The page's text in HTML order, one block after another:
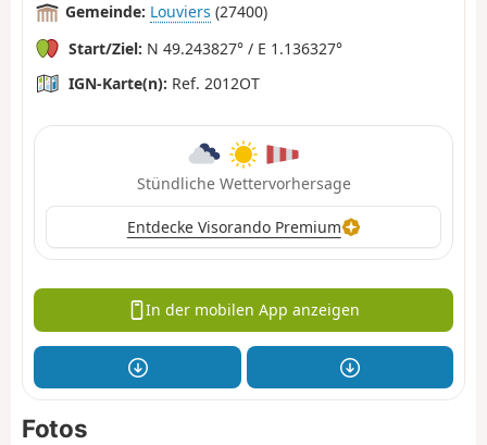
Gemeinde: Louviers (27400)
Start/Ziel: N 49.243827° / E 1.136327°
IGN-Karte(n): Ref. 2012OT
Stündliche Wettervorhersage
Entdecke Visorando Premium
In der mobilen App anzeigen
Fotos